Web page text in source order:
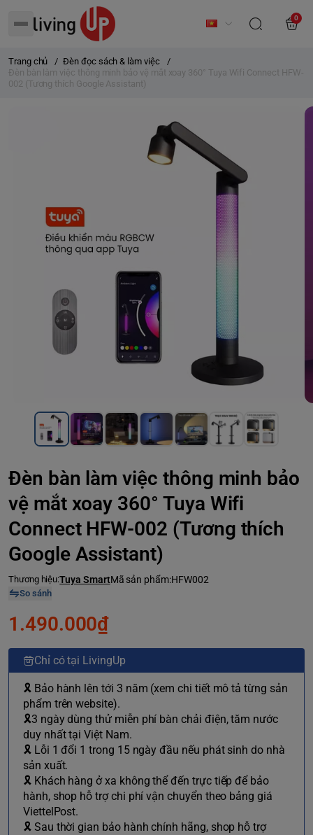
0
Trang chủ / Đèn đọc sách & làm việc
/
Đèn bàn làm việc thông minh bảo vệ mắt xoay 360° Tuya Wifi Connect HFW-
002 (Tương thích Google Assistant)
Đèn bàn làm việc thông minh bảo
vệ mắt xoay 360° Tuya Wifi
Connect HFW-002 (Tương thích
Google Assistant)
Thương hiệu:Tuya SmartMã sản phẩm:HFW002
So sánh
1.490.000₫
Chỉ có tại LivingUp
🎗 Bảo hành lên tới 3 năm (xem chi tiết mô tả từng sản
phẩm trên website).
🎗3 ngày dùng thử miễn phí bàn chải điện, tăm nước
duy nhất tại Việt Nam.
🎗 Lỗi 1 đổi 1 trong 15 ngày đầu nếu phát sinh do nhà
sản xuất.
🎗 Khách hàng ở xa không thể đến trực tiếp để bảo
hành, shop hỗ trợ chi phí vận chuyển theo bảng giá
ViettelPost.
🎗 Sau thời gian bảo hành chính hãng, shop hỗ trợ